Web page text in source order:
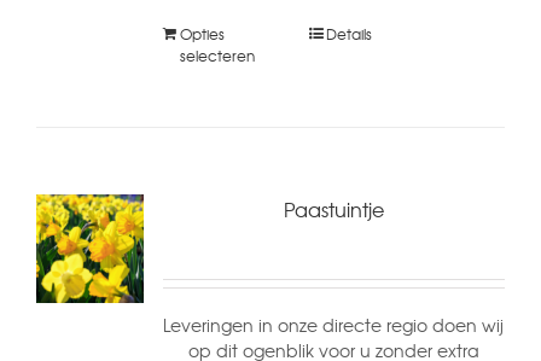
Opties
selecteren
Details
Paastuintje
Leveringen in onze directe regio doen wij
op dit ogenblik voor u zonder extra